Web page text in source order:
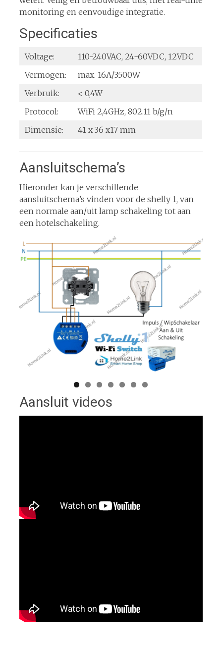
monitoring en eenvoudige integratie.
Specificaties
Voltage:
110-240VAC, 24-60VDC, 12VDC
Vermogen:
max. 16A/3500W
Verbruik:
< 0,4W
Protocol:
WiFi 2,4GHz, 802.11 b/g/n
Dimensie:
41 x 36 x17 mm
Aansluitschema’s
Hieronder kan je verschillende
aansluitschema’s vinden voor de shelly 1, van
een normale aan/uit lamp schakeling tot aan
een hotelschakeling.
Aansluit videos